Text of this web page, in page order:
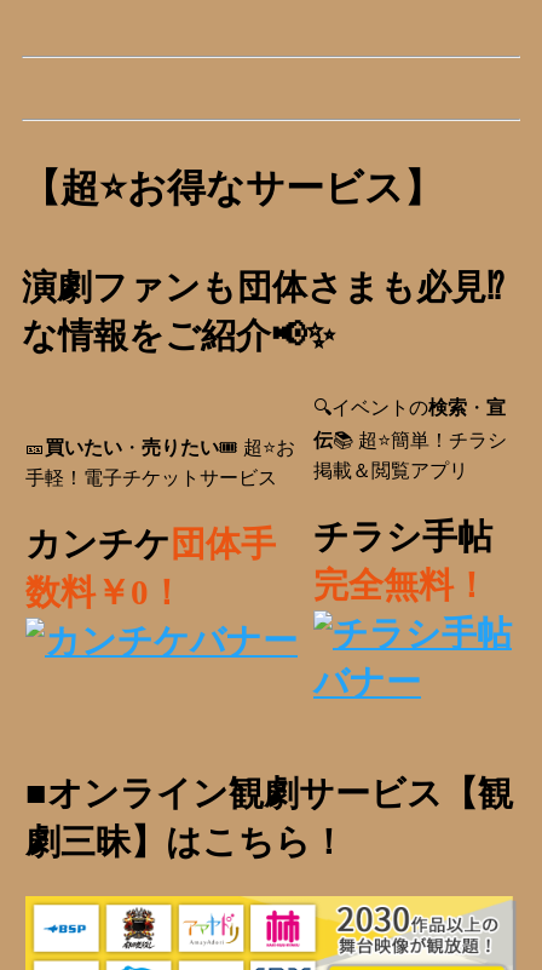
【超⭐お得なサービス】
演劇ファンも団体さまも必見⁉️
な情報をご紹介📢✨
🎫買いたい ・ 売りたい🎟️ 超⭐お
手軽！電子チケットサービス
カンチケ 団体手
数料￥0！
🔍イベントの検索 ・ 宣
伝📚 超⭐簡単！チラシ
掲載＆閲覧アプリ
チラシ手帖
完全無料！
■オンライン観劇サービス【観
劇三昧】はこちら！